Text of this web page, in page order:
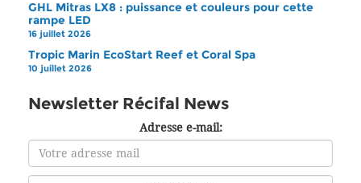
GHL Mitras LX8 : puissance et couleurs pour cette
rampe LED
16 juillet 2026
Tropic Marin EcoStart Reef et Coral Spa
10 juillet 2026
Newsletter Récifal News
Adresse e-mail: